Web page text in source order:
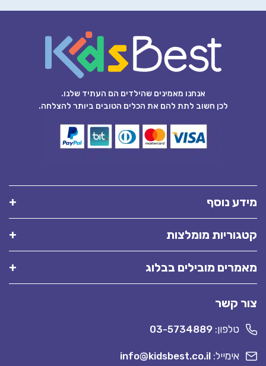
אנחנו מאמינים שהילדים הם העתיד שלנו.
לכן חשוב לתת להם את הכלים הטובים ביותר להצלחה.
מידע נוסף
קטגוריות מומלצות
מאמרים מובילים בבלוג
צור קשר
טלפון: 03-5734889
אימייל: info@kidsbest.co.il